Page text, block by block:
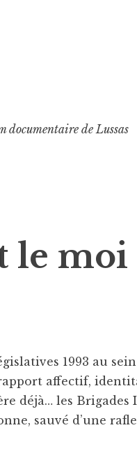
documentaire de Lussas
le moi
1993 au
affectif,
déjà… les
sauvé d’une